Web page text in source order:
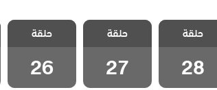
علي رضا
الحلقة 28
حلقة
28
مسلسل علي رضا
الحلقة 27
حلقة
27
مسلسل علي رضا
الحلقة 26
حلقة
26